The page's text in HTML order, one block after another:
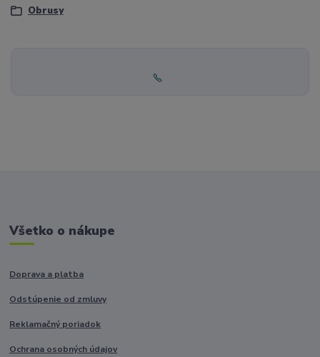
Obrusy
Všetko o nákupe
Doprava a platba
Odstúpenie od zmluvy
Reklamačný poriadok
Ochrana osobných údajov